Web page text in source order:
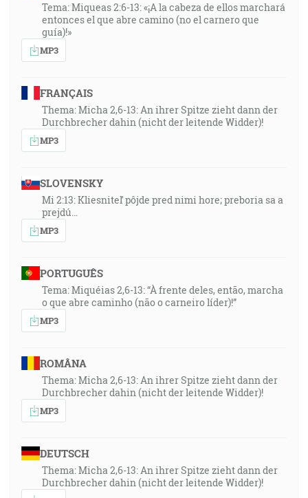
Tema: Miqueas 2:6-13: «¡A la cabeza de ellos marchará
entonces el que abre camino (no el carnero que
guía)!»
MP3
FRANÇAIS
Thema: Micha 2,6-13: An ihrer Spitze zieht dann der
Durchbrecher dahin (nicht der leitende Widder)!
MP3
SLOVENSKY
Mi 2:13: Kliesniteľ pôjde pred nimi hore; preboria sa a
prejdú…
MP3
PORTUGUÊS
Tema: Miquéias 2,6-13: “À frente deles, então, marcha
o que abre caminho (não o carneiro líder)!”
MP3
ROMÂNA
Thema: Micha 2,6-13: An ihrer Spitze zieht dann der
Durchbrecher dahin (nicht der leitende Widder)!
MP3
DEUTSCH
Thema: Micha 2,6-13: An ihrer Spitze zieht dann der
Durchbrecher dahin (nicht der leitende Widder)!